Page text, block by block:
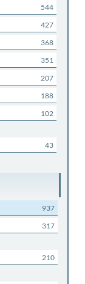
544
427
368
351
207
188
102
43
937
317
210